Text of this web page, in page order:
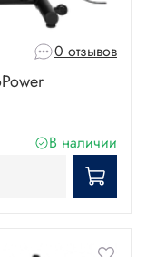
0 отзывов
В наличии